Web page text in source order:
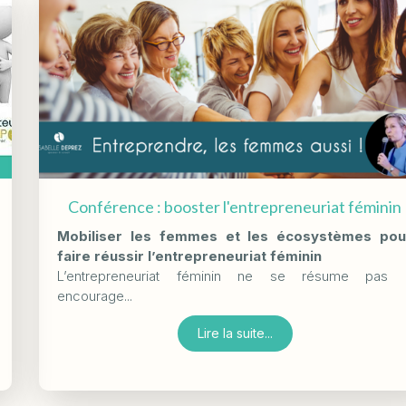
Conférence : booster l'entrepreneuriat féminin
Mobiliser les femmes et les écosystèmes
faire réussir l’entrepreneuriat féminin
L’entrepreneuriat féminin ne se résume pas
encourage...
Lire la suite...